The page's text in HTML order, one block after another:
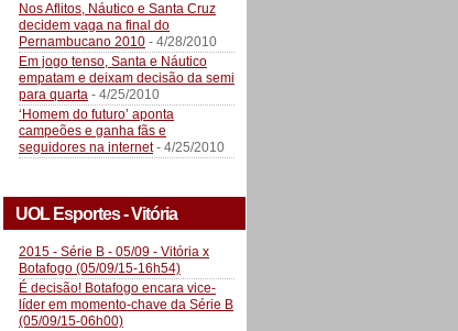
Nos Aflitos, Náutico e Santa Cruz
decidem vaga na final do
Pernambucano 2010 - 4/28/2010
Em jogo tenso, Santa e Náutico
empatam e deixam decisão da semi
para quarta - 4/25/2010
‘Homem do futuro’ aponta
campeões e ganha fãs e
seguidores na internet- 4/25/2010
UOL Esportes - Vitória
2015 - Série B - 05/09 - Vitória x
Botafogo (05/09/15-16h54)
É decisão! Botafogo encara vice-
líder em momento-chave da Série B
(05/09/15-06h00)